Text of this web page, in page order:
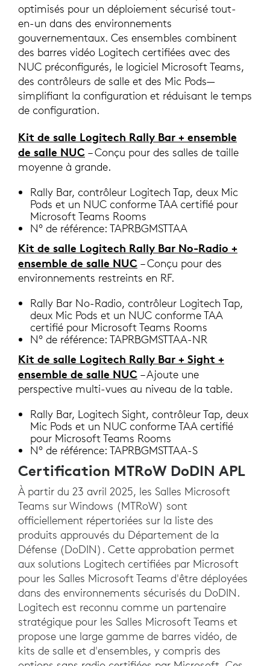
optimisés pour un déploiement sécurisé tout-
en-un dans des environnements
gouvernementaux. Ces ensembles combinent
des barres vidéo Logitech certifiées avec des
NUC préconfigurés, le logiciel Microsoft Teams,
des contrôleurs de salle et des Mic Pods—
simplifiant la configuration et réduisant le temps
de configuration.
Kit de salle Logitech Rally Bar + ensemble
de salle NUC – Conçu pour des salles de taille
moyenne à grande.
Rally Bar, contrôleur Logitech Tap, deux Mic
Pods et un NUC conforme TAA certifié pour
Microsoft Teams Rooms
N° de référence: TAPRBGMSTTAA
Kit de salle Logitech Rally Bar No-Radio +
ensemble de salle NUC – Conçu pour des
environnements restreints en RF.
Rally Bar No-Radio, contrôleur Logitech Tap,
deux Mic Pods et un NUC conforme TAA
certifié pour Microsoft Teams Rooms
N° de référence: TAPRBGMSTTAA-NR
Kit de salle Logitech Rally Bar + Sight +
ensemble de salle NUC – Ajoute une
perspective multi-vues au niveau de la table.
Rally Bar, Logitech Sight, contrôleur Tap, deux
Mic Pods et un NUC conforme TAA certifié
pour Microsoft Teams Rooms
N° de référence: TAPRBGMSTTAA-S
Certification MTRoW DoDIN APL
À partir du 23 avril 2025, les Salles Microsoft
Teams sur Windows (MTRoW) sont
officiellement répertoriées sur la liste des
produits approuvés du Département de la
Défense (DoDIN). Cette approbation permet
aux solutions Logitech certifiées par Microsoft
pour les Salles Microsoft Teams d'être déployées
dans des environnements sécurisés du DoDIN.
Logitech est reconnu comme un partenaire
stratégique pour les Salles Microsoft Teams et
propose une large gamme de barres vidéo, de
kits de salle et d'ensembles, y compris des